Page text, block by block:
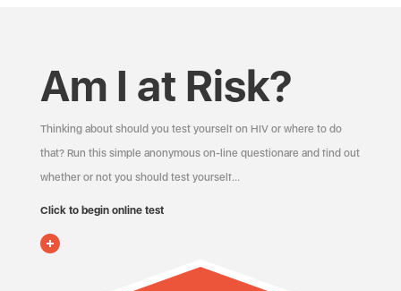
Am I at Risk?
Thinking about should you test yourself on HIV or where to do
that? Run this simple anonymous on-line questionare and find out
whether or not you should test yourself…
Click to begin online test